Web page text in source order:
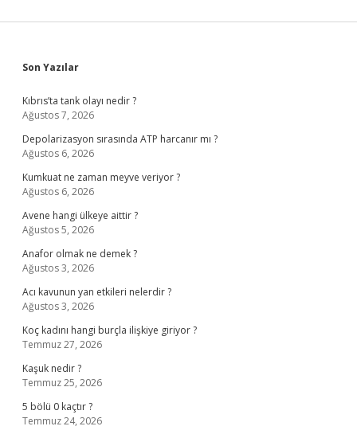
Sidebar
Son Yazılar
Kıbrıs’ta tank olayı nedir ?
Ağustos 7, 2026
Depolarizasyon sırasında ATP harcanır mı ?
Ağustos 6, 2026
Kumkuat ne zaman meyve veriyor ?
Ağustos 6, 2026
Avene hangi ülkeye aittir ?
Ağustos 5, 2026
Anafor olmak ne demek ?
Ağustos 3, 2026
Acı kavunun yan etkileri nelerdir ?
Ağustos 3, 2026
Koç kadını hangi burçla ilişkiye giriyor ?
Temmuz 27, 2026
Kaşuk nedir ?
Temmuz 25, 2026
5 bölü 0 kaçtır ?
Temmuz 24, 2026